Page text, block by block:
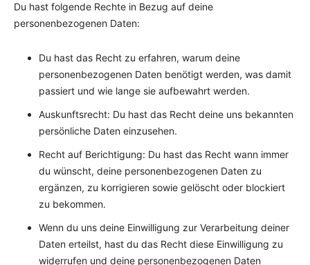
Du hast folgende Rechte in Bezug auf deine
personenbezogenen Daten:
Du hast das Recht zu erfahren, warum deine
personenbezogenen Daten benötigt werden, was damit
passiert und wie lange sie aufbewahrt werden.
Auskunftsrecht: Du hast das Recht deine uns bekannten
persönliche Daten einzusehen.
Recht auf Berichtigung: Du hast das Recht wann immer
du wünscht, deine personenbezogenen Daten zu
ergänzen, zu korrigieren sowie gelöscht oder blockiert
zu bekommen.
Wenn du uns deine Einwilligung zur Verarbeitung deiner
Daten erteilst, hast du das Recht diese Einwilligung zu
widerrufen und deine personenbezogenen Daten